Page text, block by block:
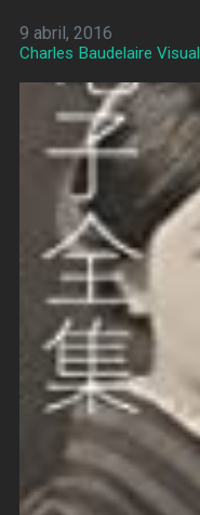
9 abril, 2016
Charles Baudelaire Visual